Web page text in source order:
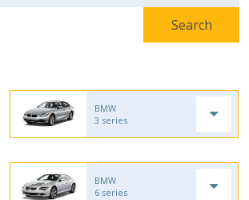
BMW
3 series
BMW
6 series